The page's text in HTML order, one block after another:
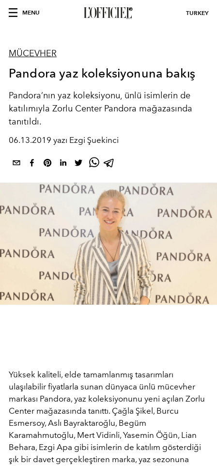
MENU TURKEY
MÜCEVHER
Pandora yaz koleksiyonuna bakış
Pandora’nın yaz koleksiyonu, ünlü isimlerin de
katılımıyla Zorlu Center Pandora mağazasında
tanıtıldı.
06.13.2019 yazı Ezgi Şuekinci
Yüksek kaliteli, elde tamamlanmış tasarımları
ulaşılabilir fiyatlarla sunan dünyaca ünlü mücevher
markası Pandora, yaz koleksiyonunu yeni açılan Zorlu
Center mağazasında tanıttı. Çağla Şikel, Burcu
Esmersoy, Aslı Bayraktaroğlu, Begüm
Karamahmutoğlu, Mert Vidinli, Yasemin Öğün, Lian
Behara, Ezgi Apa gibi isimlerin de katılım gösterdiği
şık bir davet gerçekleştiren marka, yaz sezonuna